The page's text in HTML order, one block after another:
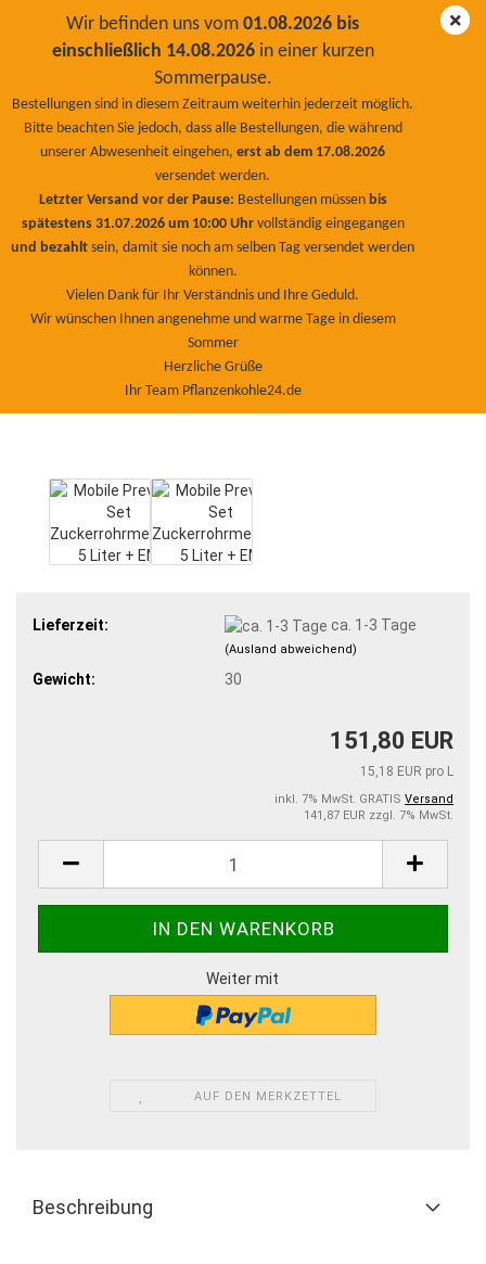
Wir befinden uns vom 01.08.2026 bis
einschließlich 14.08.2026in einer kurzen
Sommerpause.
Bestellungen sind in diesem Zeitraum weiterhin jederzeit möglich.
Bitte beachten Sie jedoch, dass alle Bestellungen, die während
unserer Abwesenheit eingehen, erst ab dem 17.08.2026
versendet werden.
Letzter Versand vor der Pause: Bestellungen müssen bis
spätestens 31.07.2026 um 10:00 Uhrvollständig eingegangen
und bezahlt sein, damit sie noch am selben Tag versendet werden
können.
Vielen Dank für Ihr Verständnis und Ihre Geduld.
Wir wünschen Ihnen angenehme und warme Tage in diesem
Sommer
Herzliche Grüße
Ihr Team Pflanzenkohle24.de
Set Zuckerrohrmelasse 5 Liter + EM Stammlösung
5Liter
BioNaturPlus
Lieferzeit: ca. 1-3 Tage
(Ausland abweichend)
Gewicht: 30
151,80 EUR
15,18 EUR pro L
inkl. 7% MwSt. GRATIS Versand
141,87 EUR zzgl. 7% MwSt.
Weiter mit
AUF DEN MERKZETTEL
Beschreibung